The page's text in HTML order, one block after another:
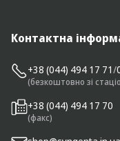
Контактна
+38 (044) 494 17 71/
(безкоштовно зі
+38 (044) 494 17 70
(факс)